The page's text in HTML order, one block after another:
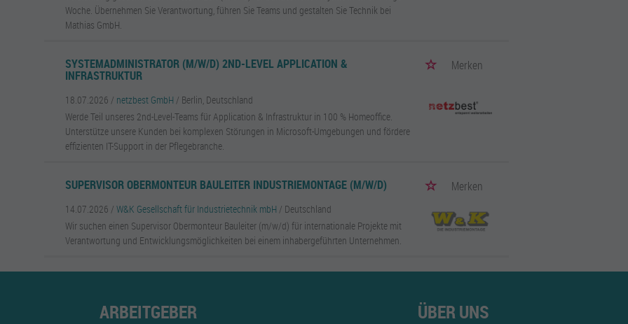
Woche. Übernehmen Sie Verantwortung, führen Sie Teams und gestalten Sie Technik bei
Mathias GmbH.
SYSTEMADMINISTRATOR (M/W/D) 2ND-LEVEL APPLICATION &
INFRASTRUKTUR
Merken
18.07.2026 / netzbest GmbH / Berlin, Deutschland
Werde Teil unseres 2nd-Level-Teams für Application & Infrastruktur in 100 % Homeoffice.
Unterstütze unsere Kunden bei komplexen Störungen in Microsoft-Umgebungen und fördere
effizienten IT-Support in der Pflegebranche.
SUPERVISOR OBERMONTEUR BAULEITER INDUSTRIEMONTAGE (M/W/D) Merken
14.07.2026 /W&K Gesellschaft für Industrietechnik mbH / Deutschland
Wir suchen einen Supervisor Obermonteur Bauleiter (m/w/d) für internationale Projekte mit
Verantwortung und Entwicklungsmöglichkeiten bei einem inhabergeführten Unternehmen.
ARBEITGEBER ÜBER UNS